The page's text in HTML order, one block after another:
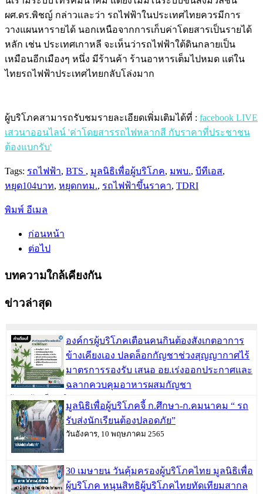
ผศ.ดร.พิชญ์ กล่าวและว่า รถไฟฟ้าในประเทศไทยควรมีการ
วางแผนหารายได้ นอกเหนือจากการเก็บค่าโดยสารเป็นรายได้
หลัก เช่น ประเทศเกาหลี จะเห็นว่ารถไฟฟ้าใต้ดินกลายเป็น
เหมือนอีกเมืองๆ หนึ่ง มีร้านค้า ร้านอาหารเต็มไปหมด แต่ใน
ไทยรถไฟฟ้าประเทศไทยกลับโล่งมาก
ผู้บริโภคสามารถรับชมรายละเอียดเพิ่มเติมได้ที่ : facebook LIVE
เสวนาออนไลน์ 'ค่าโดยสารรถไฟหลากสี กับราคาที่ประชาชน
ต้องแบกรับ'
Tags: รถไฟฟ้า, BTS , มูลนิธิเพื่อผู้บริโภค, มพบ., บีทีเอส,
หยุด104บาท, หยุดกทม., รถไฟฟ้าขึ้นราคา, TDRI
พิมพ์ อีเมล
ก่อนหน้า
ต่อไป
บทความใกล้เคียงกัน
ข่าวล่าสุด
องค์กรผู้บริโภคเตือนคนกินต้องสังเกตอาการ
ข้างเคียงเอง ปลดล็อกกัญชาช่วงสุญญากาศไร้
มาตรการรองรับ เสนอ อย.เร่งออกประกาศและ
ฉลากควบคุมอาหารผสมกัญชา
วันพฤหัสบดี, 09 มิถุนายน 2565
มูลนิธิเพื่อผู้บริโภคจี้ ก.ศึกษา-ก.คมนาคม “ รถ
รับส่งนักเรียนต้องปลอดภัย”
วันอังคาร, 10 พฤษภาคม 2565
30 เมษายน วันคุ้มครองผู้บริโภคไทย มูลนิธิเพื่อ
ผู้บริโภค หนุนสิทธิผู้บริโภคไทยทัดเทียมสากล